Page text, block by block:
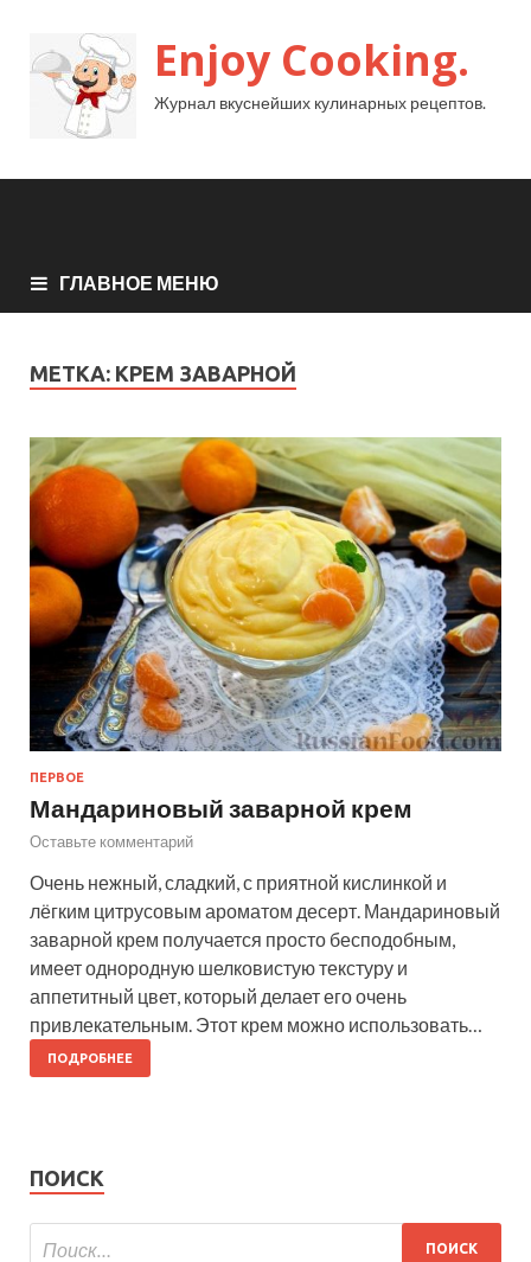
Enjoy Cooking.
Журнал вкуснейших кулинарных рецептов.
ГЛАВНОЕ МЕНЮ
МЕТКА: КРЕМ ЗАВАРНОЙ
ПЕРВОЕ
Мандариновый заварной крем
Оставьте комментарий
Очень нежный, сладкий, с приятной кислинкой и
лёгким цитрусовым ароматом десерт. Мандариновый
заварной крем получается просто бесподобным,
имеет однородную шелковистую текстуру и
аппетитный цвет, который делает его очень
привлекательным. Этот крем можно использовать…
ПОДРОБНЕЕ
ПОИСК